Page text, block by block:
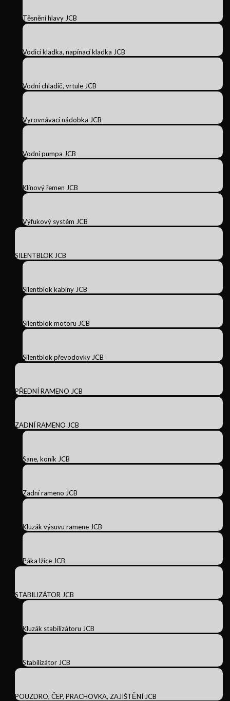
Těsnění hlavy JCB
Vodicí kladka, napínací kladka JCB
Vodní chladič, vrtule JCB
Vyrovnávací nádobka JCB
Vodní pumpa JCB
Klínový řemen JCB
Výfukový systém JCB
SILENTBLOK JCB
Silentblok kabíny JCB
Silentblok motoru JCB
Silentblok převodovky JCB
PŘEDNÍ RAMENO JCB
ZADNÍ RAMENO JCB
Sane, koník JCB
Zadní rameno JCB
Kluzák výsuvu ramene JCB
Páka lžíce JCB
STABILIZÁTOR JCB
Kluzák stabilizátoru JCB
Stabilizátor JCB
POUZDRO, ČEP, PRACHOVKA, ZAJIŠTĚNÍ JCB